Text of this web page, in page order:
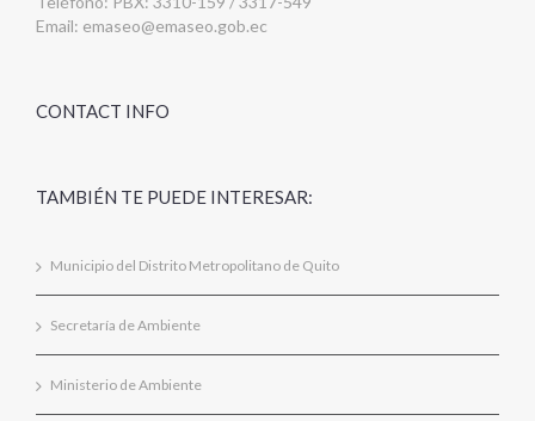
Email: emaseo@emaseo.gob.ec
CONTACT INFO
TAMBIÉN TE PUEDE INTERESAR:
Municipio del Distrito Metropolitano de Quito
Secretaría de Ambiente
Ministerio de Ambiente